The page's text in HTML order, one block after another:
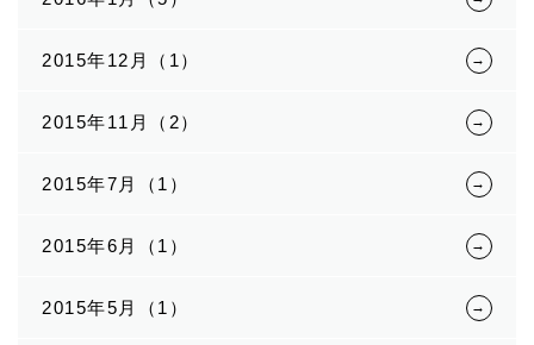
2015年12月（1）
2015年11月（2）
2015年7月（1）
2015年6月（1）
2015年5月（1）